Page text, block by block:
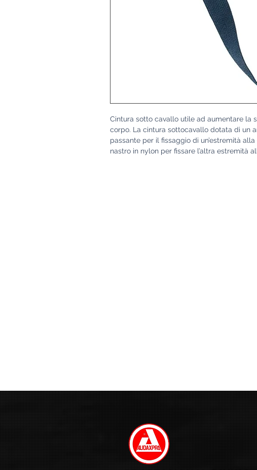
Cintura sotto cavallo utile ad aumentare la
corpo. La cintura sottocavallo dotata di un
passante per il fissaggio di un’estremità
nastro in nylon per fissare l’altra estremità